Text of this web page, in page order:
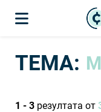
ТЕМА:
1 - 3 резултата от